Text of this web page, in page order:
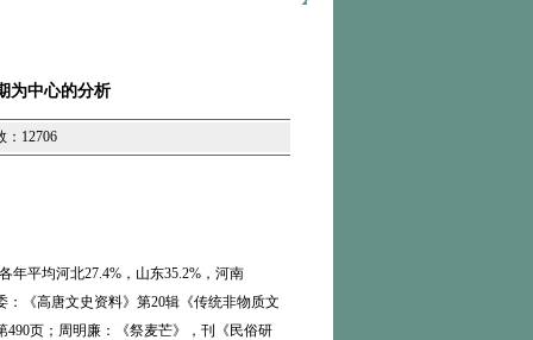
为中心的分析
：12706
平均河北27.4%，山东35.2%，河南
《高唐文史资料》第20辑《传统非物质文
490页；周明廉：《祭麦芒》，刊《民俗研